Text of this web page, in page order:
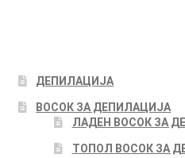
ДЕПИЛАЦИЈА
ВОСОК ЗА ДЕПИЛАЦИЈА
ЛАДЕН ВОСОК ЗА
ТОПОЛ ВОСОК ЗА